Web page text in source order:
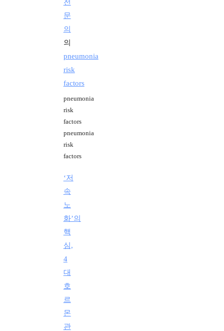
전
문
의
의
pneumonia
risk
factors
pneumonia
risk
factors
pneumonia
risk
factors
‘저
속
노
화’의
핵
심,
4
대
호
르
몬
관